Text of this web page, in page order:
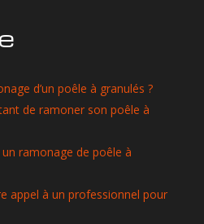
d’un poêle à granulés ?
de ramoner son poêle à
ramonage de poêle à
appel à un professionnel pour